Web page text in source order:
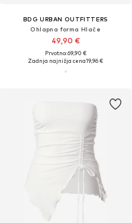
BDG URBAN OUTFITTERS
Ohlapna forma Hlače
49,90 €
Prvotno: 69,90 €
Zadnja najnižja cena19,96 €